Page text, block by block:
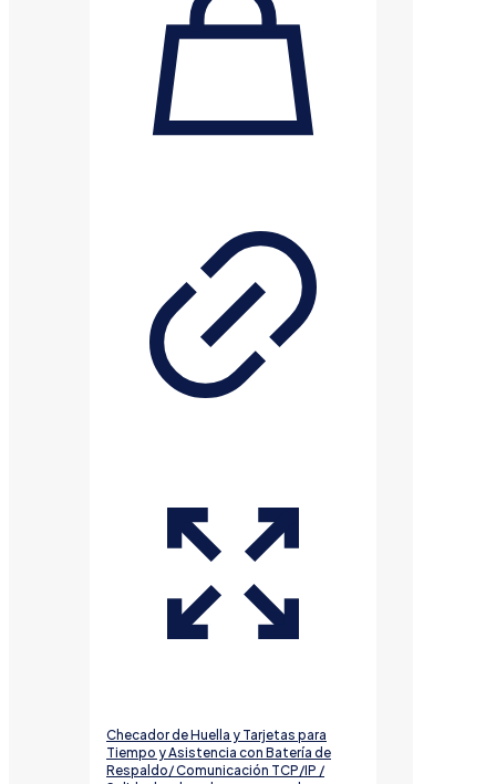
Checador de Huella y Tarjetas para
Tiempo y Asistencia con Batería de
Respaldo/ Comunicación TCP/IP /